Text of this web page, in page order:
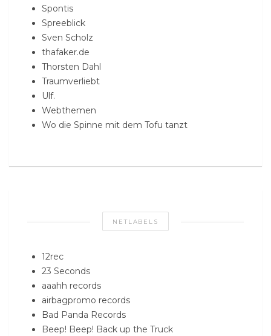
Spontis
Spreeblick
Sven Scholz
thafaker.de
Thorsten Dahl
Traumverliebt
Ulf.
Webthemen
Wo die Spinne mit dem Tofu tanzt
NETLABELS
12rec
23 Seconds
aaahh records
airbagpromo records
Bad Panda Records
Beep! Beep! Back up the Truck